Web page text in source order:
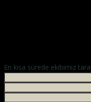
En kısa sürede ekibimiz